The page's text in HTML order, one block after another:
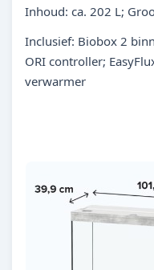
Inhoud: ca. 202 L;
Inclusief: Biobox 2
ORI controller;
verwarmer